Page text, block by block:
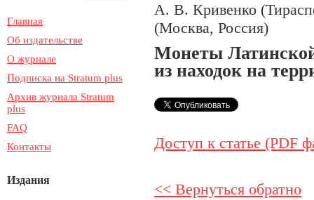
Главная
Об издательстве
О журнале
Подписка на Stratum plus
Архив журнала Stratum
plus
FAQ
Контакты
Издания
А. В. Кривенко
(Москва, Россия)
Монеты
из находок на
Доступ к статье (PDF
<< Вернуться обратно